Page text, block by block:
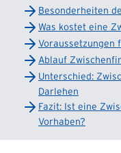
Besonderheiten
Was kostet eine
Voraussetzungen
Ablauf
Unterschied:
Darlehen
Fazit: Ist eine
Vorhaben?